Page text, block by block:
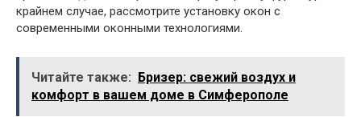
крайнем случае, рассмотрите установку окон с
современными оконными технологиями.
Читайте также: Бризер: свежий воздух и
комфорт в вашем доме в Симферополе